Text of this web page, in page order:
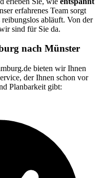
erfahrenes Team sorgt
abläuft. Von der
sind für Sie da.
nach Münster
bieten wir Ihnen
der Ihnen schon vor
Planbarkeit gibt: